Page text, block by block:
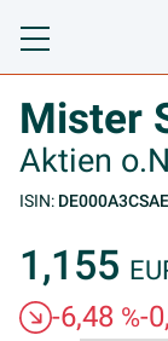
Toggle
Mister
Aktien
ISIN:
1,155
-6,48 %-